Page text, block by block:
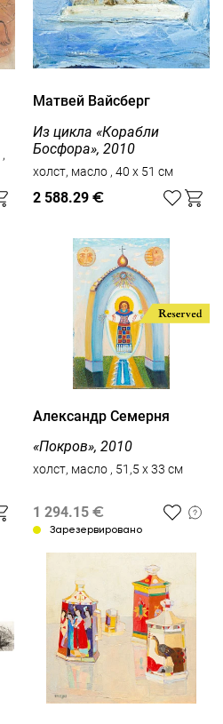
Матвей Вайсберг
Из цикла «Корабли
Босфора», 2010
холст, масло , 40 x 51 см
2 588.29 €
Александр Семерня
«Покров», 2010
холст, масло , 51,5 x 33 см
1 294.15 €
Зарезервировано